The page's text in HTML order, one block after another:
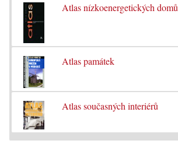
Atlas nízkoenergetických domů
Atlas památek
Atlas současných interiérů